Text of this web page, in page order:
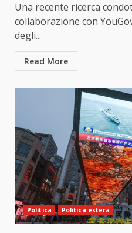
Una recente ricerca
collaborazione con
degli...
Read More
Politica Politica estera